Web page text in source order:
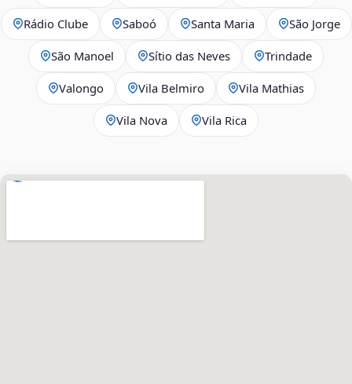
Rádio Clube Saboó Santa Maria São Jorge
São Manoel Sítio das Neves Trindade
Valongo Vila Belmiro Vila Mathias
Vila Nova Vila Rica